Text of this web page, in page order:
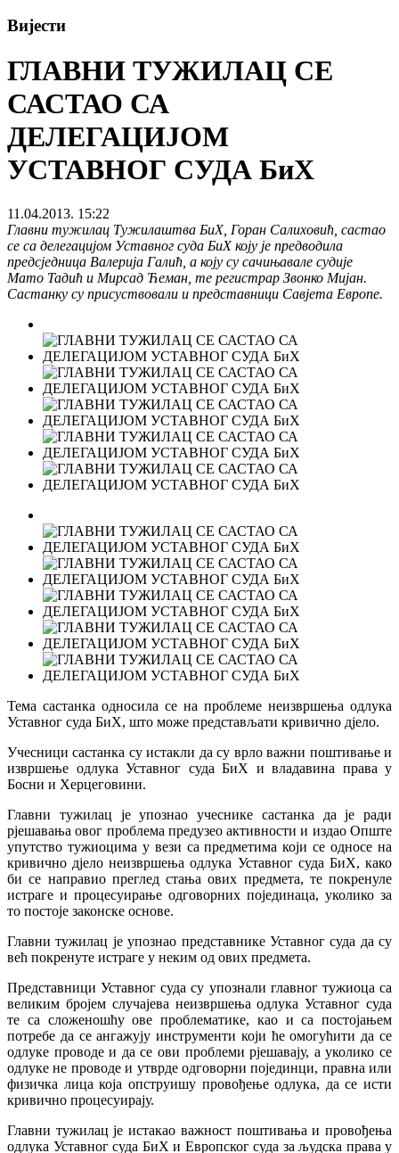
Вијести
ГЛАВНИ ТУЖИЛАЦ СЕ
САСТАО СА
ДЕЛЕГАЦИЈОМ
УСТАВНОГ СУДА БиХ
11.04.2013. 15:22
Главни тужилац Тужилаштва БиХ, Горан Салиховић, састао
се са делегацијом Уставног суда БиХ коју је предводила
предсједница Валерија Галић, а коју су сачињавале судије
Мато Тадић и Мирсад Ћеман, те регистрар Звонко Мијан.
Састанку су присуствовали и представници Савјета Европе.
Тема састанка односила се на проблеме неизвршења одлука
Уставног суда БиХ, што може представљати кривично дјело.
Учесници састанка су истакли да су врло важни поштивање и
извршење одлука Уставног суда БиХ и владавина права у
Босни и Херцеговини.
Главни тужилац је упознао учеснике састанка да је ради
рјешавања овог проблема предузео активности и издао Опште
упутство тужиоцима у вези са предметима који се односе на
кривично дјело неизвршења одлука Уставног суда БиХ, како
би се направио преглед стања ових предмета, те покренуле
истраге и процесуирање одговорних појединаца, уколико за
то постоје законске основе.
Главни тужилац је упознао представнике Уставног суда да су
већ покренуте истраге у неким од ових предмета.
Представници Уставног суда су упознали главног тужиоца са
великим бројем случајева неизвршења одлука Уставног суда
те са сложеношћу ове проблематике, као и са постојањем
потребе да се ангажују инструменти који ће омогућити да се
одлуке проводе и да се ови проблеми рјешавају, а уколико се
одлуке не проводе и утврде одговорни појединци, правна или
физичка лица која опструишу провођење одлука, да се исти
кривично процесуирају.
Главни тужилац је истакао важност поштивања и провођења
одлука Уставног суда БиХ и Европског суда за људска права у